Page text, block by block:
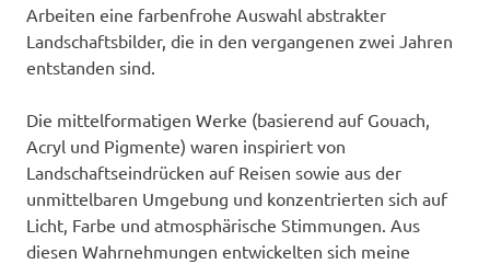
Arbeiten eine farbenfrohe Auswahl abstrakter
Landschaftsbilder, die in den vergangenen zwei Jahren
entstanden sind.
Die mittelformatigen Werke (basierend auf Gouach,
Acryl und Pigmente) waren inspiriert von
Landschaftseindrücken auf Reisen sowie aus der
unmittelbaren Umgebung und konzentrierten sich auf
Licht, Farbe und atmosphärische Stimmungen. Aus
diesen Wahrnehmungen entwickelten sich meine